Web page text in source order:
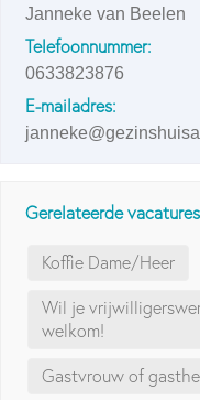
Janneke van Beelen
Telefoonnummer:
0633823876
E-mailadres:
Gerelateerde vacatures
Koffie Dame/Heer
Wil je
welkom!
Gastvrouw of